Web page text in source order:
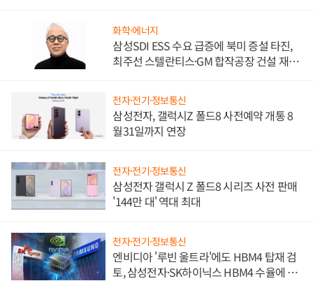
화학·에너지
삼성SDI ESS 수요 급증에 북미 증설 타진,
최주선 스텔란티스·GM 합작공장 건설 재추
전자·전기·정보통신
삼성전자, 갤럭시Z 폴드8 사전예약 개통 8
월31일까지 연장
전자·전기·정보통신
삼성전자 갤럭시 Z 폴드8 시리즈 사전 판매
'144만 대' 역대 최대
전자·전기·정보통신
엔비디아 '루빈 울트라'에도 HBM4 탑재 검
토, 삼성전자·SK하이닉스 HBM4 수율에 주